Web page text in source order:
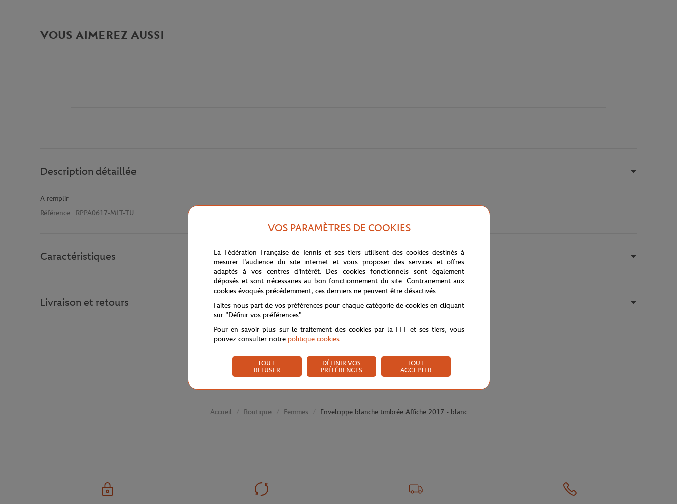
VOUS AIMEREZ AUSSI
Description détaillée
A remplir
Référence : RPPA0617-MLT-TU
Caractéristiques
Livraison et retours
Accueil Boutique Femmes Enveloppe blanche timbrée Affiche 2017 - blanc
VOS PARAMÈTRES DE COOKIES
La Fédération Française de Tennis et ses tiers utilisent des cookies destinés à
mesurer l'audience du site internet et vous proposer des services et offres
adaptés à vos centres d'intérêt. Des cookies fonctionnels sont également
déposés et sont nécessaires au bon fonctionnement du site. Contrairement aux
cookies évoqués précédemment, ces derniers ne peuvent être désactivés.
Faites-nous part de vos préférences pour chaque catégorie de cookies en cliquant
sur "Définir vos préférences".
Pour en savoir plus sur le traitement des cookies par la FFT et ses tiers, vous
pouvez consulter notre politique cookies.
TOUT
REFUSER
DÉFINIR VOS
PRÉFÉRENCES
TOUT
ACCEPTER